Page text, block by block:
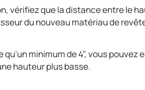
vérifiez que la distance entre le
du nouveau matériau de
qu’un minimum de 4", vous
hauteur plus basse.